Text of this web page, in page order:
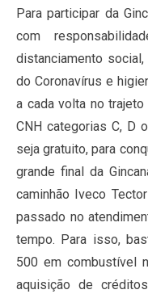
Para participar da
com
distanciamento
do Coronavírus e
a cada volta no
CNH categorias C, D
seja gratuito, para
grande final da
caminhão Iveco
passado no
tempo. Para isso,
500 em combustível
aquisição de